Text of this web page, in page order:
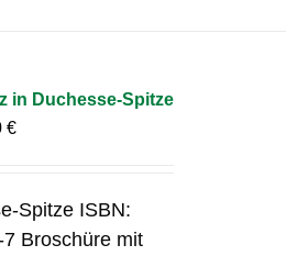
in Duchesse-Spitze
€
Spitze ISBN:
Broschüre mit